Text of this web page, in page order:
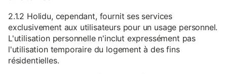
2.1.2 Holidu, cependant, fournit ses services
exclusivement aux utilisateurs pour un usage personnel.
L'utilisation personnelle n'inclut expressément pas
l'utilisation temporaire du logement à des fins
résidentielles.